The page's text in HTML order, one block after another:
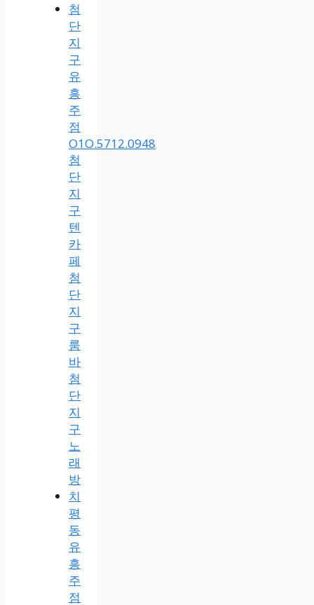
첨
단
지
구
유
흥
주
점
O1O.5712.0948
첨
단
지
구
텐
카
페
첨
단
지
구
룸
바
첨
단
지
구
노
래
방
치
평
동
유
흥
주
점